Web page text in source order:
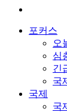
포커스
오
심
긴
국
국제
국